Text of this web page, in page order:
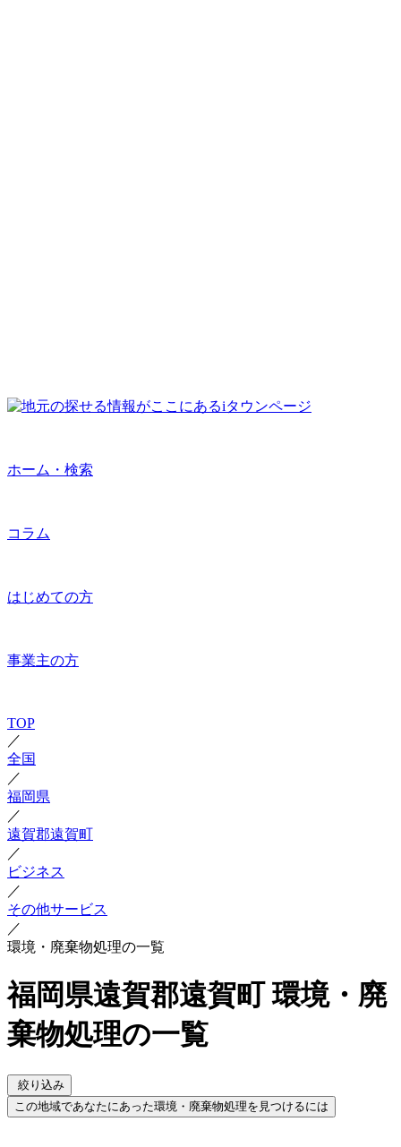
ホーム・検索
コラム
はじめての方
事業主の方
TOP
／
全国
／
福岡県
／
遠賀郡遠賀町
／
ビジネス
／
その他サービス
／
環境・廃棄物処理の一覧
福岡県遠賀郡遠賀町 環境・廃
棄物処理の一覧
絞り込み
この地域であなたにあった環境・廃棄物処理を見つけるには